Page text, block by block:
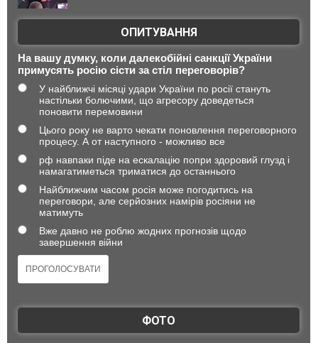
ОПИТУВАННЯ
На вашу думку, коли далекобійні санкції України
примусять росію сісти за стіл переговорів?
У найближчі місяці удари України по росії стануть
настільки болючими, що агресору доведеться
поновити перемовини
Цього року не варто чекати поновлення переговорного
процесу. А от наступного - можливо все
рф навпаки піде на ескалацію попри здоровий глузд і
намагатиметься триматися до останнього
Найближчим часом росія може погодитись на
переговори, але серйозних намірів росіяни не
матимуть
Вже давно не роблю жодних прогнозів щодо
завершення війни
ФОТО